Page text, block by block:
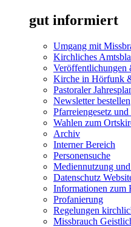
gut informiert
Umgang mit
Kirchliches
Veröffentlichungen
Kirche in Hörfunk
Pastoraler
Newsletter bestellen
Pfarreiengesetz
Wahlen zum
Archiv
Interner Bereich
Personensuche
Mediennutzung
Datenschutz
Informationen zum
Profanierung
Regelungen
Missbrauch